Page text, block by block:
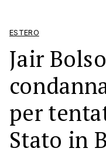
ESTERO
Jair
per
Stato in